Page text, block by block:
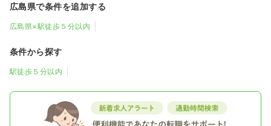
広島県で条件を追加する
広島県×駅徒歩５分以内
条件から探す
駅徒歩５分以内